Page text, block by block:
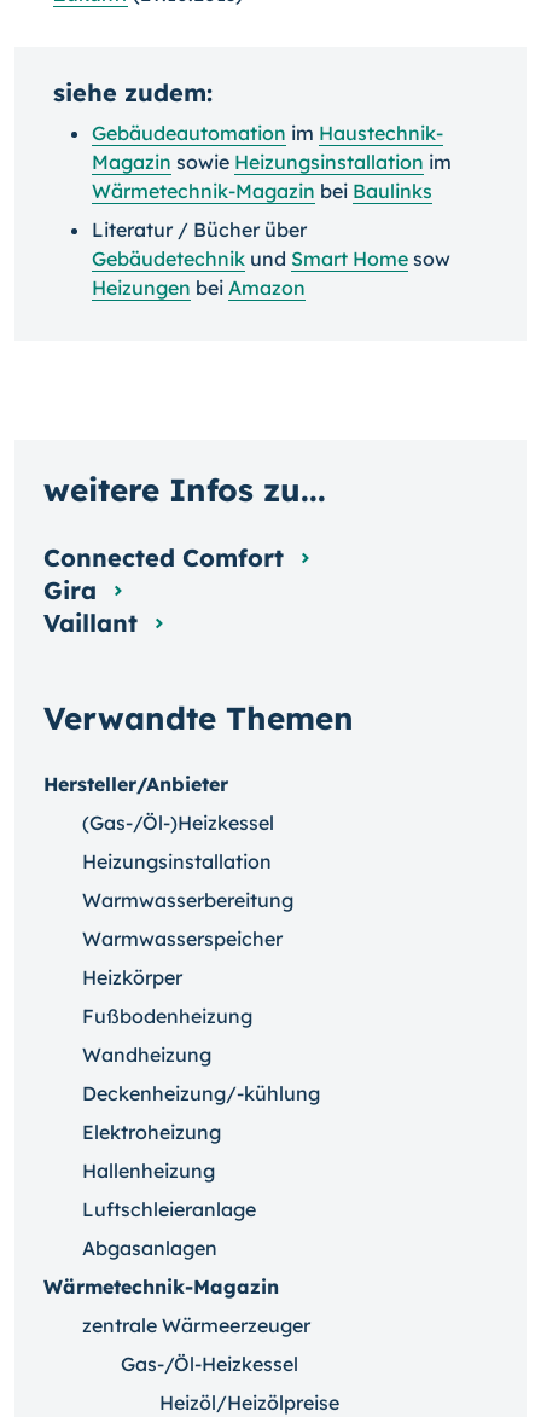
siehe zudem:
Gebäudeautomation im Haustechnik-
Magazin sowie Heizungsinstallation im
Wärmetechnik-Magazin bei Baulinks
Literatur / Bücher über
Gebäudetechnik und Smart Home sow
Heizungen bei Amazon
Verwandte Themen
Hersteller/Anbieter
(Gas-/Öl-)Heizkessel
Heizungsinstallation
Warmwasserbereitung
Warmwasserspeicher
Heizkörper
Fußbodenheizung
Wandheizung
Deckenheizung/-kühlung
Elektroheizung
Hallenheizung
Luftschleieranlage
Abgasanlagen
Wärmetechnik-Magazin
zentrale Wärmeerzeuger
Gas-/Öl-Heizkessel
Heizöl/Heizölpreise
weitere Infos zu...
Connected Comfort
Gira
Vaillant